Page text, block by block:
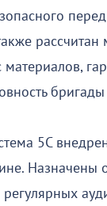
материалов,
5С
Назначены